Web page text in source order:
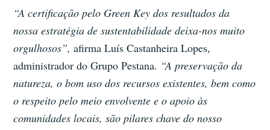
“A certificação pelo Green Key dos resultados da
nossa estratégia de sustentabilidade deixa-nos muito
orgulhosos”,afirma Luís Castanheira Lopes,
administrador do Grupo Pestana. “A preservação da
natureza, o bom uso dos recursos existentes, bem como
o respeito pelo meio envolvente e o apoio às
comunidades locais, são pilares chave do nosso